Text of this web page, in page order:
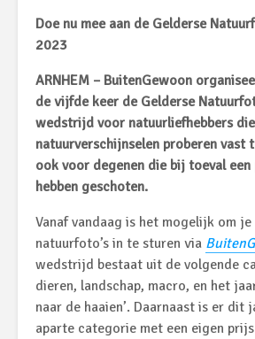
Doe nu mee aan de Gelderse
2023
ARNHEM – BuitenGewoon
de vijfde keer de Gelderse
wedstrijd voor natuurliefhebbers
natuurverschijnselen proberen vast
ook voor degenen die bij toeval
hebben geschoten.
Vanaf vandaag is het mogelijk om
natuurfoto’s in te sturen via
wedstrijd bestaat uit de volgende
dieren, landschap, macro, en het
naar de haaien’. Daarnaast is er dit
aparte categorie met een eigen